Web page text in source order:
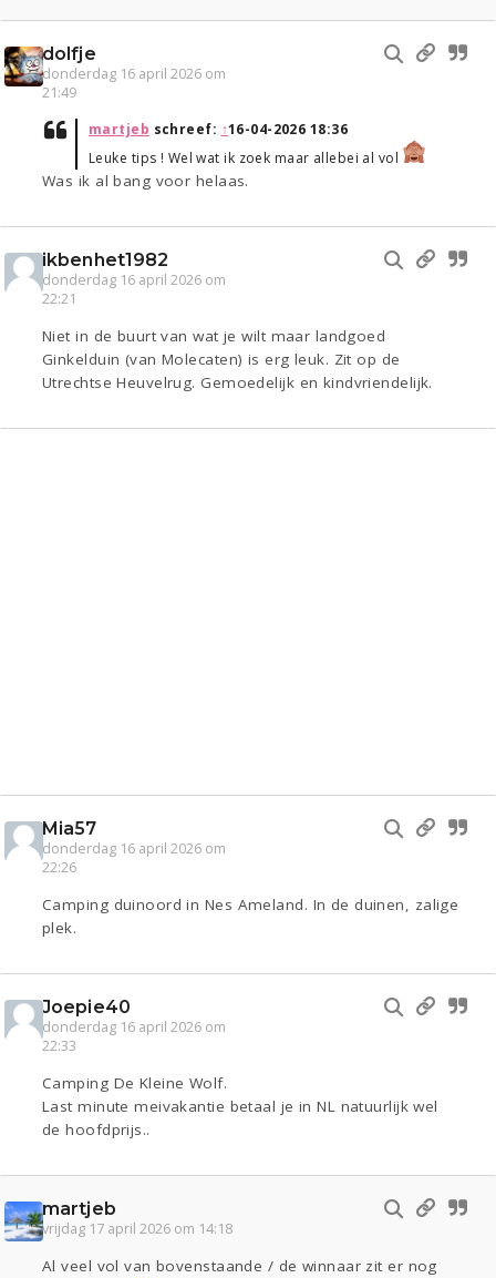
dolfje
donderdag 16 april 2026 om
21:49
martjeb schreef: ↑16-04-2026 18:36
Leuke tips ! Wel wat ik zoek maar allebei al vol
Was ik al bang voor helaas.
ikbenhet1982
donderdag 16 april 2026 om
22:21
Niet in de buurt van wat je wilt maar landgoed
Ginkelduin (van Molecaten) is erg leuk. Zit op de
Utrechtse Heuvelrug. Gemoedelijk en kindvriendelijk.
Mia57
donderdag 16 april 2026 om
22:26
Camping duinoord in Nes Ameland. In de duinen, zalige
plek.
Joepie40
donderdag 16 april 2026 om
22:33
Camping De Kleine Wolf.
Last minute meivakantie betaal je in NL natuurlijk wel
de hoofdprijs..
martjeb
vrijdag 17 april 2026 om 14:18
Al veel vol van bovenstaande / de winnaar zit er nog